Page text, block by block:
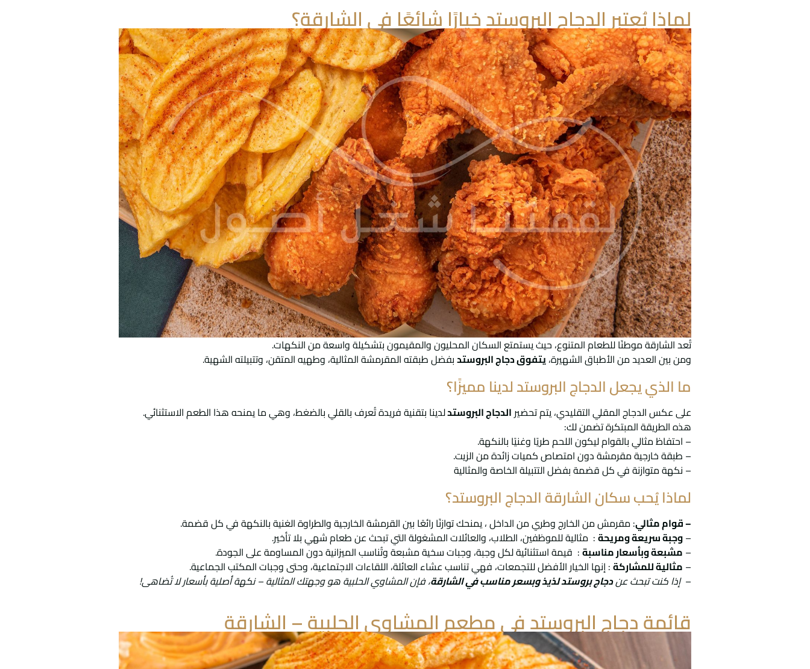
لماذا يُعتبر الدجاج البروستد خيارًا شائعًا في الشارقة؟
تُعد الشارقة موطنًا للطعام المتنوع، حيث يستمتع السكان المحليون والمقيمون بتشكيلة واسعة من النكهات.
ومن بين العديد من الأطباق الشهيرة،يتفوق دجاج البروستدبفضل طبقته المقرمشة المثالية، وطهيه المتقن، وتتبيلته الشهية.
ما الذي يجعل الدجاج البروستد لدينا مميزًا؟
على عكس الدجاج المقلي التقليدي، يتم تحضير الدجاج البروستدلدينا بتقنية فريدة تُعرف بالقلي بالضغط، وهي ما يمنحه هذا الطعم الاستثنائي.
هذه الطريقة المبتكرة تضمن لك:
– احتفاظ مثالي بالقوام ليكون اللحم طريًا وغنيًا بالنكهة.
– طبقة خارجية مقرمشة دون امتصاص كميات زائدة من الزيت.
– نكهة متوازنة في كل قضمة بفضل التتبيلة الخاصة والمثالية
لماذا يُحب سكان الشارقة الدجاج البروستد؟
– قوام مثالي: مقرمش من الخارج وطري من الداخل ، يمنحك توازنًا رائعًا بين القرمشة الخارجية والطراوة الغنية بالنكهة في كل قضمة.
–وجبة سريعة ومريحة: مثالية للموظفين، الطلاب، والعائلات المشغولة التي تبحث عن طعام شهي بلا تأخير.
– مشبعة وبأسعار مناسبة: قيمة استثنائية لكل وجبة، وجبات سخية مشبعة وتُناسب الميزانية دون المساومة على الجودة.
– مثالية للمشاركة: إنها الخيار الأفضل للتجمعات، فهي تناسب عشاء العائلة، اللقاءات الاجتماعية، وحتى وجبات المكتب الجماعية.
– إذا كنت تبحث عندجاج بروستد لذيذ وبسعر مناسب في الشارقة، فإن المشاوي الحلبية هو وجهتك المثالية – نكهة أصلية بأسعار لا تُضاهى!
قائمة دجاج البروستد في مطعم المشاوي الحلبية – الشارقة